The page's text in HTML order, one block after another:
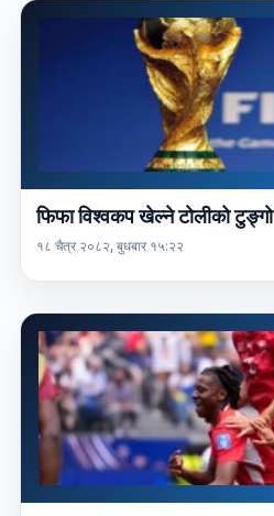
फिफा विश्वकप खेल्ने टोलीको टुङ्गो
१८ चैत्र २०८२, बुधबार १५:२२